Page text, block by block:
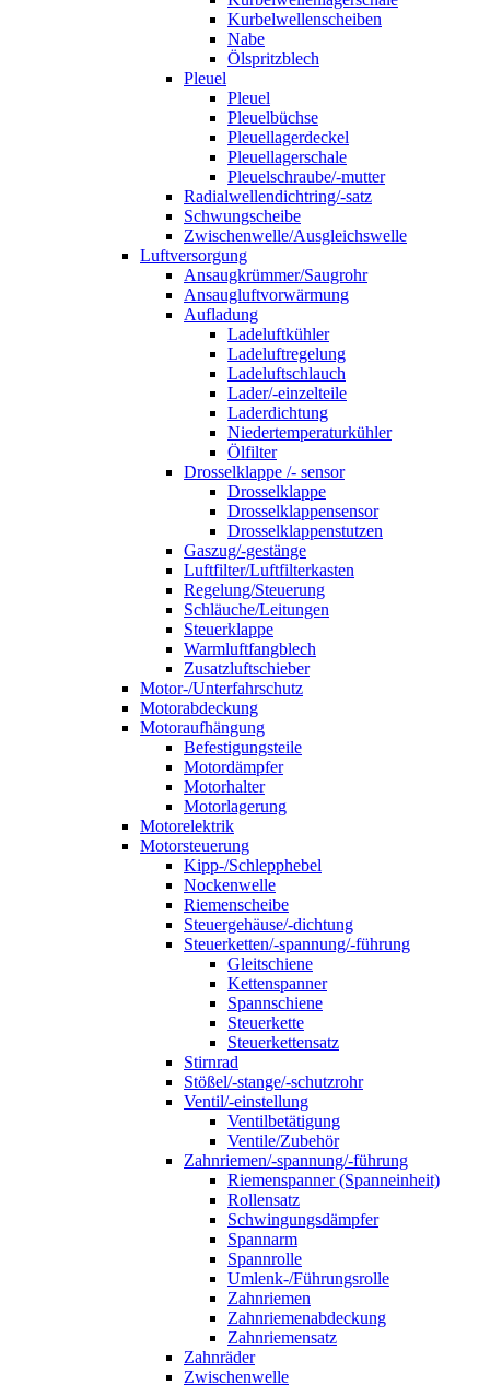
Kurbelwellenscheiben
Nabe
Ölspritzblech
Pleuel
Pleuel
Pleuelbüchse
Pleuellagerdeckel
Pleuellagerschale
Pleuelschraube/-mutter
Radialwellendichtring/-satz
Schwungscheibe
Zwischenwelle/Ausgleichswelle
Luftversorgung
Ansaugkrümmer/Saugrohr
Ansaugluftvorwärmung
Aufladung
Ladeluftkühler
Ladeluftregelung
Ladeluftschlauch
Lader/-einzelteile
Laderdichtung
Niedertemperaturkühler
Ölfilter
Drosselklappe /- sensor
Drosselklappe
Drosselklappensensor
Drosselklappenstutzen
Gaszug/-gestänge
Luftfilter/Luftfilterkasten
Regelung/Steuerung
Schläuche/Leitungen
Steuerklappe
Warmluftfangblech
Zusatzluftschieber
Motor-/Unterfahrschutz
Motorabdeckung
Motoraufhängung
Befestigungsteile
Motordämpfer
Motorhalter
Motorlagerung
Motorelektrik
Motorsteuerung
Kipp-/Schlepphebel
Nockenwelle
Riemenscheibe
Steuergehäuse/-dichtung
Steuerketten/-spannung/-führung
Gleitschiene
Kettenspanner
Spannschiene
Steuerkette
Steuerkettensatz
Stirnrad
Stößel/-stange/-schutzrohr
Ventil/-einstellung
Ventilbetätigung
Ventile/Zubehör
Zahnriemen/-spannung/-führung
Riemenspanner (Spanneinheit)
Rollensatz
Schwingungsdämpfer
Spannarm
Spannrolle
Umlenk-/Führungsrolle
Zahnriemen
Zahnriemenabdeckung
Zahnriemensatz
Zahnräder
Zwischenwelle